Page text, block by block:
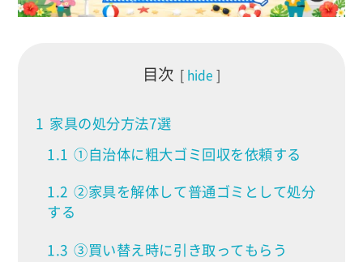
目次 hide
1 家具の処分方法7選
1.1 ①自治体に粗大ゴミ回収を依頼する
1.2 ②家具を解体して普通ゴミとして処分
する
1.3 ③買い替え時に引き取ってもらう